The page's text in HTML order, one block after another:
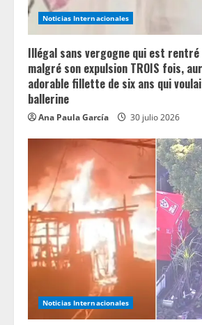
Noticias Internacionales
Illégal sans vergogne qui est rentré
malgré son expulsion TROIS fois,
adorable fillette de six ans qui
ballerine
Ana Paula García 30 julio 2026
Noticias Internacionales